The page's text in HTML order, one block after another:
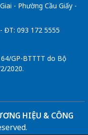
- Phường Cầu Giấy -
- ĐT: 093 172 5555
GP-BTTTT do Bộ
2020.
HIỆU & CÔNG